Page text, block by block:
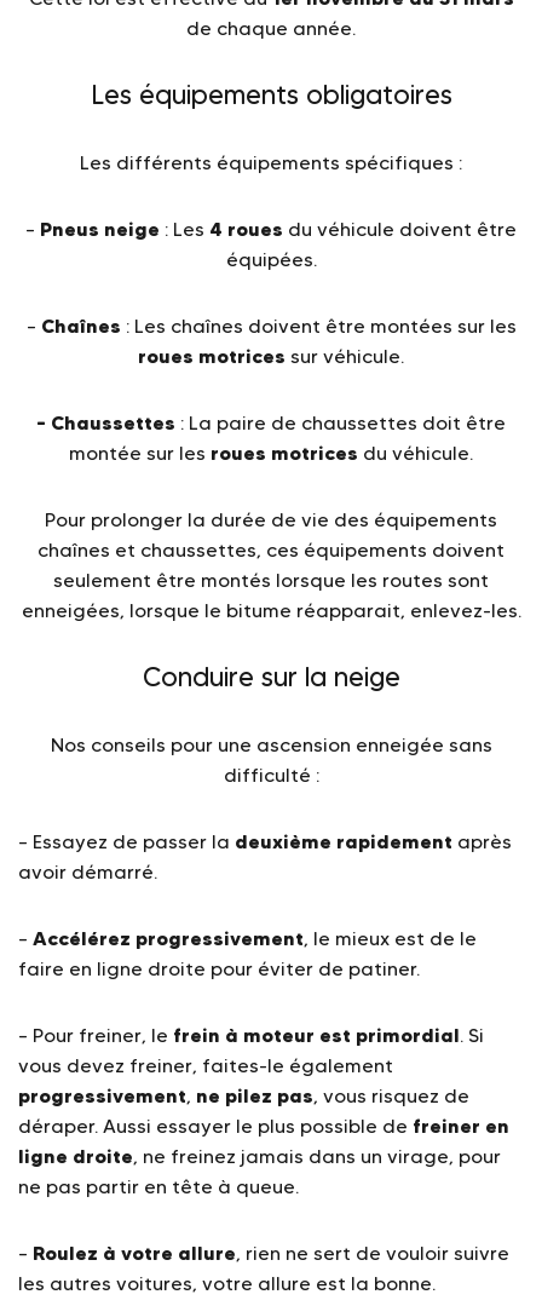
de chaque année.
Les équipements obligatoires
Les différents équipements spécifiques :
– Pneus neige : Les 4 roues du véhicule doivent être
équipées.
– Chaînes : Les chaînes doivent être montées sur les
roues motrices sur véhicule.
– Chaussettes : La paire de chaussettes doit être
montée sur les roues motrices du véhicule.
Pour prolonger la durée de vie des équipements
chaînes et chaussettes, ces équipements doivent
seulement être montés lorsque les routes sont
enneigées, lorsque le bitume réapparait, enlevez-les.
Conduire sur la neige
Nos conseils pour une ascension enneigée sans
difficulté :
– Essayez de passer la deuxième rapidement après
avoir démarré.
– Accélérez progressivement, le mieux est de le
faire en ligne droite pour éviter de patiner.
– Pour freiner, le frein à moteur est primordial. Si
vous devez freiner, faites-le également
progressivement, ne pilez pas, vous risquez de
déraper. Aussi essayer le plus possible de freiner en
ligne droite, ne freinez jamais dans un virage, pour
ne pas partir en tête à queue.
– Roulez à votre allure, rien ne sert de vouloir suivre
les autres voitures, votre allure est la bonne.